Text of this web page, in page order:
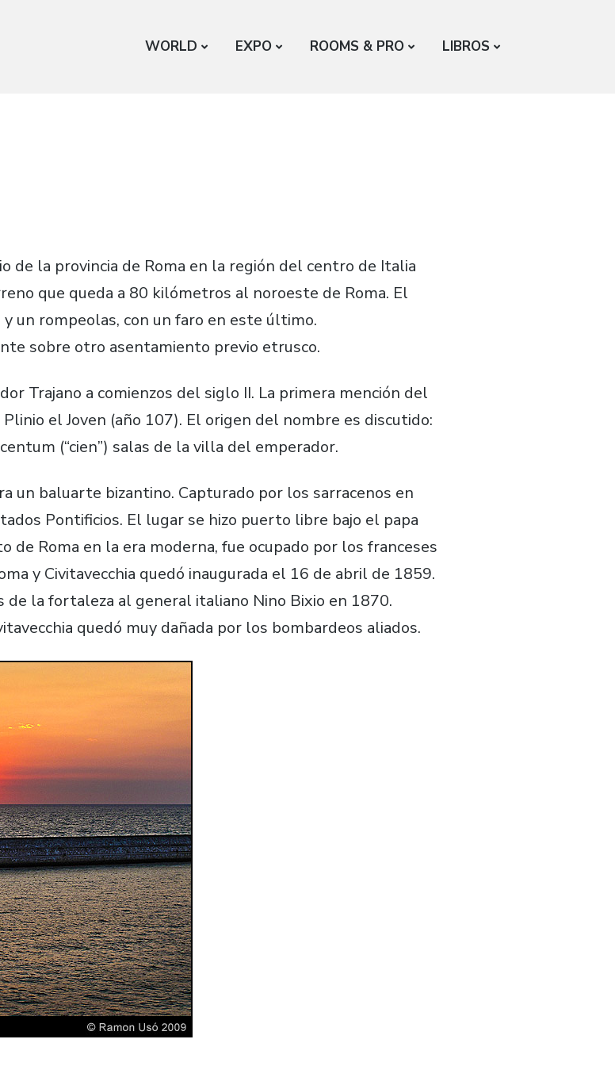
WORLD EXPO ROOMS & PRO LIBROS
de la provincia de Roma en la región del centro de Italia
que queda a 80 kilómetros al noroeste de Roma. El
un rompeolas, con un faro en este último.
sobre otro asentamiento previo etrusco.
Trajano a comienzos del siglo II. La primera mención del
el Joven (año 107). El origen del nombre es discutido:
(“cien”) salas de la villa del emperador.
un baluarte bizantino. Capturado por los sarracenos en
Pontificios. El lugar se hizo puerto libre bajo el papa
de Roma en la era moderna, fue ocupado por los franceses
y Civitavecchia quedó inaugurada el 16 de abril de 1859.
la fortaleza al general italiano Nino Bixio en 1870.
quedó muy dañada por los bombardeos aliados.